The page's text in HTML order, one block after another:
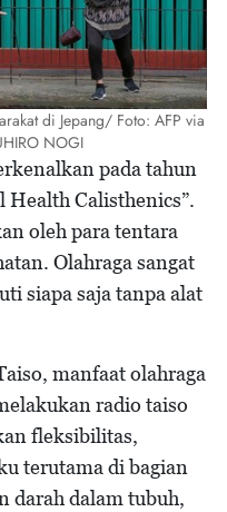
di Jepang/ Foto: AFP via
NOGI
pada tahun
Health Calisthenics”.
oleh para tentara
Olahraga sangat
siapa saja tanpa alat
manfaat olahraga
radio taiso
fleksibilitas,
terutama di bagian
darah dalam tubuh,